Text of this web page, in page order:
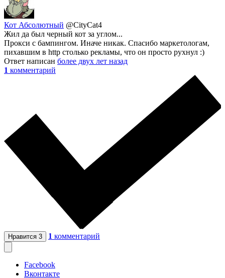
Кот Абсолютный @CityCat4
Жил да был черный кот за углом...
Прокси с бампингом. Иначе никак. Спасибо маркетологам,
пихавшим в http столько рекламы, что он просто рухнул :)
Ответ написан более двух лет назад
1 комментарий
Нравится 3 1 комментарий
Facebook
Вконтакте